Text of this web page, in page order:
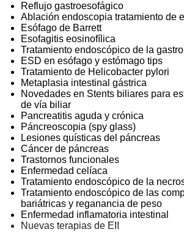
Reflujo gastroesofágico
Ablación endoscopia tratamiento de
Esófago de Barrett
Esofagitis eosinofílica
Tratamiento endoscópico de la
ESD en esófago y estómago tips
Tratamiento de Helicobacter pylori
Metaplasia intestinal gástrica
Novedades en Stents biliares para
de vía biliar
Pancreatitis aguda y crónica
Páncreoscopia (spy glass)
Lesiones quísticas del páncreas
Cáncer de páncreas
Trastornos funcionales
Enfermedad celíaca
Tratamiento endoscópico de la
Tratamiento endoscópico de las
bariátricas y reganancia de peso
Enfermedad inflamatoria intestinal
Nuevas terapias de EII